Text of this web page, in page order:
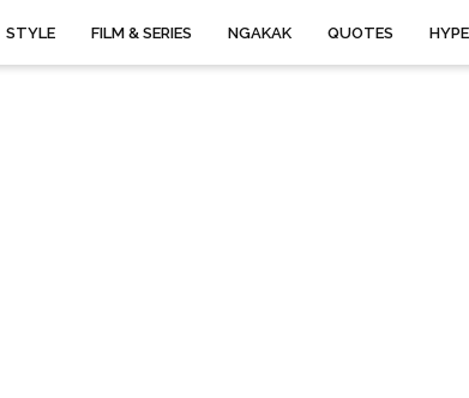
STYLE FILM & SERIES NGAKAK QUOTES HYPE